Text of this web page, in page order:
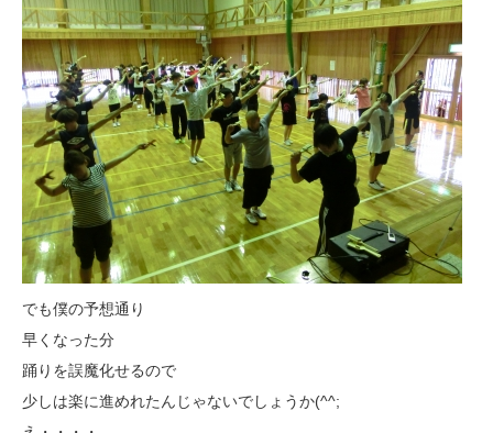
でも僕の予想通り
早くなった分
踊りを誤魔化せるので
少しは楽に進めれたんじゃないでしょうか(^^;